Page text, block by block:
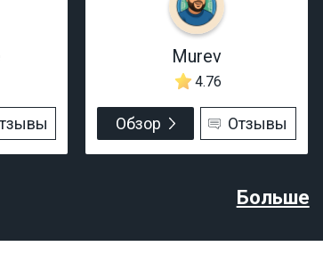
Murev
4.76
Обзор Отзывы
Больше